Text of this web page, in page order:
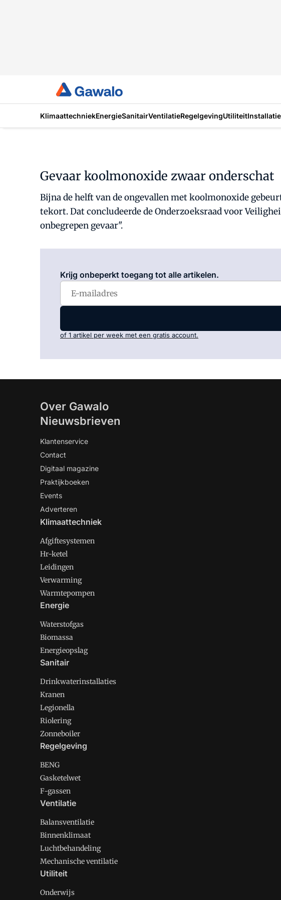
KlimaattechniekEnergieSanitairVentilatieRegelgevingUtiliteit
Gevaar koolmonoxide zwaar onderschat
Bijna de helft van de ongevallen met koolmonoxide
tekort. Dat concludeerde de Onderzoeksraad voor
onbegrepen gevaar".
Krijg onbeperkt toegang tot alle artikelen.
of 1 artikel per week met een gratis account.
Over Gawalo
Nieuwsbrieven
Klantenservice
Contact
Digitaal magazine
Praktijkboeken
Events
Adverteren
Klimaattechniek
Afgiftesystemen
Hr-ketel
Leidingen
Verwarming
Warmtepompen
Energie
Waterstofgas
Biomassa
Energieopslag
Sanitair
Drinkwaterinstallaties
Kranen
Legionella
Riolering
Zonneboiler
Regelgeving
BENG
Gasketelwet
F-gassen
Ventilatie
Balansventilatie
Binnenklimaat
Luchtbehandeling
Mechanische ventilatie
Utiliteit
Onderwijs